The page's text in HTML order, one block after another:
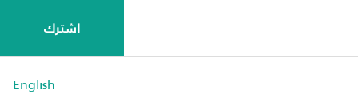
اشترك
English